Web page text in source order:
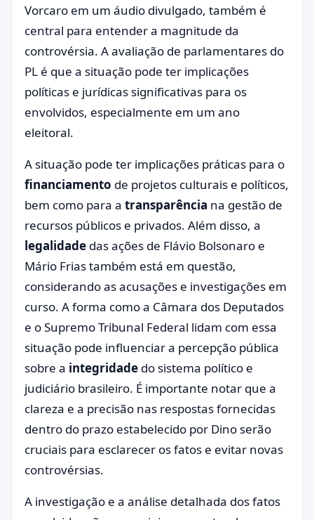
Vorcaro em um áudio divulgado, também é
central para entender a magnitude da
controvérsia. A avaliação de parlamentares do
PL é que a situação pode ter implicações
políticas e jurídicas significativas para os
envolvidos, especialmente em um ano
eleitoral.
A situação pode ter implicações práticas para o
financiamento de projetos culturais e políticos,
bem como para a transparência na gestão de
recursos públicos e privados. Além disso, a
legalidade das ações de Flávio Bolsonaro e
Mário Frias também está em questão,
considerando as acusações e investigações em
curso. A forma como a Câmara dos Deputados
e o Supremo Tribunal Federal lidam com essa
situação pode influenciar a percepção pública
sobre a integridade do sistema político e
judiciário brasileiro. É importante notar que a
clareza e a precisão nas respostas fornecidas
dentro do prazo estabelecido por Dino serão
cruciais para esclarecer os fatos e evitar novas
controvérsias.
A investigação e a análise detalhada dos fatos